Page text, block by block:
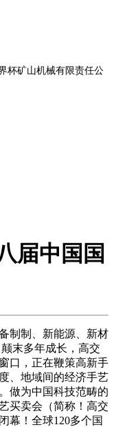
杯矿山机械有限责任公
届中国国
制、新能源、新材
末多年成长，高交
口，正在鞭策高新手
、地域间的经济手艺
做为中国科技范畴的
买卖会（简称！高交
幕！全球120多个国